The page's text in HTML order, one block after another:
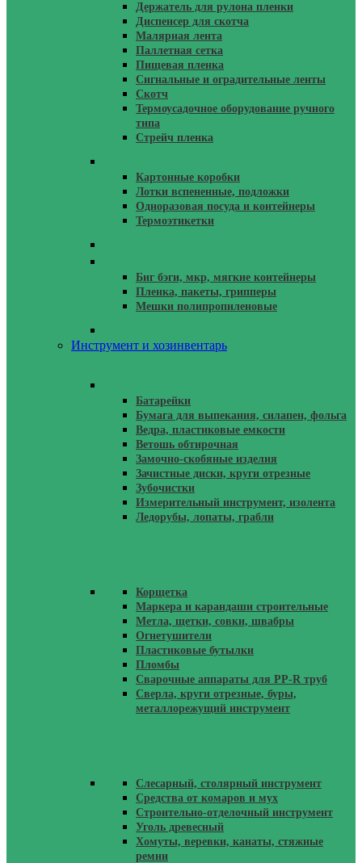
Держатель для рулона пленки
Диспенсер для скотча
Малярная лента
Паллетная сетка
Пищевая пленка
Сигнальные и оградительные ленты
Скотч
Термоусадочное оборудование ручного
типа
Стрейч пленка
Картонные коробки
Лотки вспененные, подложки
Одноразовая посуда и контейнеры
Термоэтикетки
Биг бэги, мкр, мягкие контейнеры
Пленка, пакеты, грипперы
Мешки полипропиленовые
Инструмент и хозинвентарь
Батарейки
Бумага для выпекания, силапен, фольга
Ведра, пластиковые емкости
Ветошь обтирочная
Замочно-скобяные изделия
Зачистные диски, круги отрезные
Зубочистки
Измерительный инструмент, изолента
Ледорубы, лопаты, грабли
Корщетка
Маркера и карандаши строительные
Метла, щетки, совки, швабры
Огнетушители
Пластиковые бутылки
Пломбы
Сварочные аппараты для PP-R труб
Сверла, круги отрезные, буры,
металлорежущий инструмент
Слесарный, столярный инструмент
Средства от комаров и мух
Строительно-отделочный инструмент
Уголь древесный
Хомуты, веревки, канаты, стяжные
ремни